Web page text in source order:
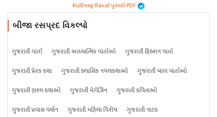
KulDeep Raval પુસ્તકો PDF
બીજા રસપ્રદ વિકલ્પો
ગુજરાતી વાર્તા ગુજરાતી આધ્યાત્મિક વાર્તાઓ
ગુજરાતી ફિક્શન વાર્તા
ગુજરાતી પ્રેરક કથા
ગુજરાતી ક્લાસિક નવલકથાઓ
ગુજરાતી બાળ વાર્તાઓ
ગુજરાતી હાસ્ય કથાઓ
ગુજરાતી મેગેઝિન
ગુજરાતી કવિતાઓ
ગુજરાતી પ્રવાસ વર્ણન
ગુજરાતી મહિલા વિશેષ
ગુજરાતી નાટક